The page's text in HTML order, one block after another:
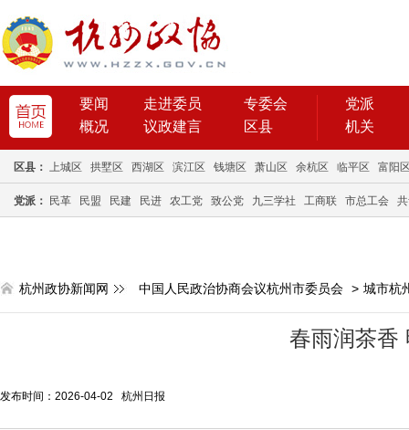
要闻 走进委员
专委会
概况
议政建言 区县
党派
机关
区县： 上城区 拱墅区 西湖区 滨江区 钱塘区 萧山区 余杭区 临平区 富阳
党派： 民革 民盟 民建 民进 农工党 致公党 九三学社 工商联 市总工会
杭州政协新闻网 中国人民政治协商会议杭州市委员会 > 城市杭
春雨润茶香
发布时间：2026-04-02 杭州日报